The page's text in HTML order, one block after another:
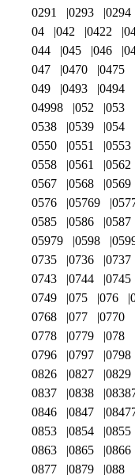
0291
0293 0294
04
042 0422
044
045 046
047
0470 0475
049
0493 0494
04998
052 053
0538
0539 054
0550
0551 0553
0558
0561 0562
0567
0568 0569
0576
05769
0585
0586 0587
05979
0598
0735
0736 0737
0743
0744 0745
0749
075 076
0768
077 0770
0778
0779 078
0796
0797 0798
0826
0827 0829
0837
0838
0846
0847
0853
0854 0855
0863
0865 0866
0877
0879 088